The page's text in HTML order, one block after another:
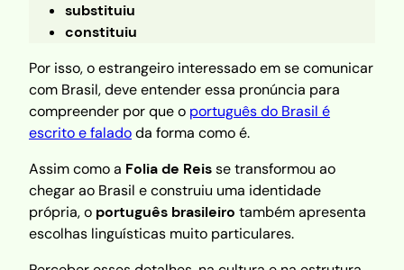
substituiu
constituiu
Por isso, o estrangeiro interessado em se comunicar
com Brasil, deve entender essa pronúncia para
compreender por que o português do Brasil é
escrito e faladoda forma como é.
Assim como a Folia de Reisse transformou ao
chegar ao Brasil e construiu uma identidade
própria, o português brasileiro também apresenta
escolhas linguísticas muito particulares.